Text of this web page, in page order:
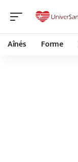
Aînés Forme